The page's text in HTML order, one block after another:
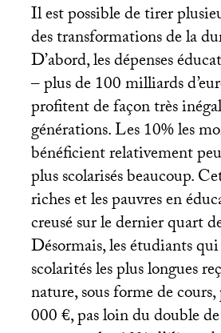
Il est possible de tirer
des transformations de la
D’abord, les dépenses
– plus de 100 milliards
profitent de façon très
générations. Les 10% les
bénéficient relativement peu
plus scolarisés beaucoup.
riches et les pauvres en
creusé sur le dernier quart
Désormais, les étudiants
scolarités les plus longues
nature, sous forme de
000 €, pas loin du double